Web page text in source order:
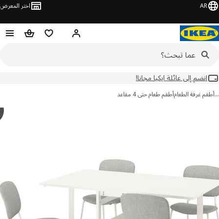
AR اختر المعرض
مرحبًا! سجل الدخول
قائمة المفضلةسلة التسوق
انضم إلى عائلة ايكيا مجانا!
غرفة الطعامأطقم طعام حتى 4 مقاعد